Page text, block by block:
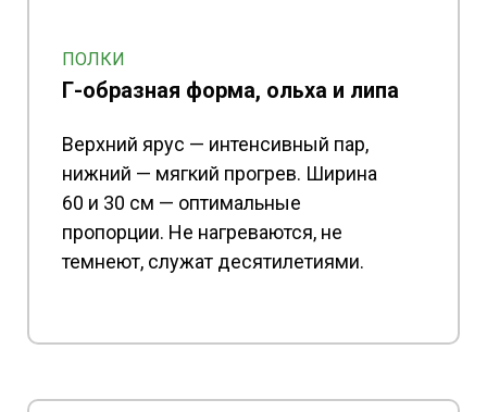
Верхний ярус — интенсивный пар,
нижний — мягкий прогрев. Ширина
60 и 30 см — оптимальные
пропорции. Не нагреваются, не
темнеют, служат десятилетиями.
Г-образная форма, ольха и липа
ПОЛКИ